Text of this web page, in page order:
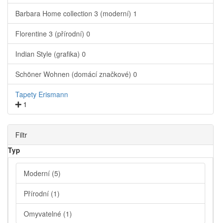
Barbara Home collection 3 (moderní) 1
Florentine 3 (přírodní) 0
Indian Style (grafika) 0
Schöner Wohnen (domácí značkové) 0
Tapety Erismann
1
Filtr
Typ
Moderní (5)
Přírodní (1)
Omyvatelné (1)